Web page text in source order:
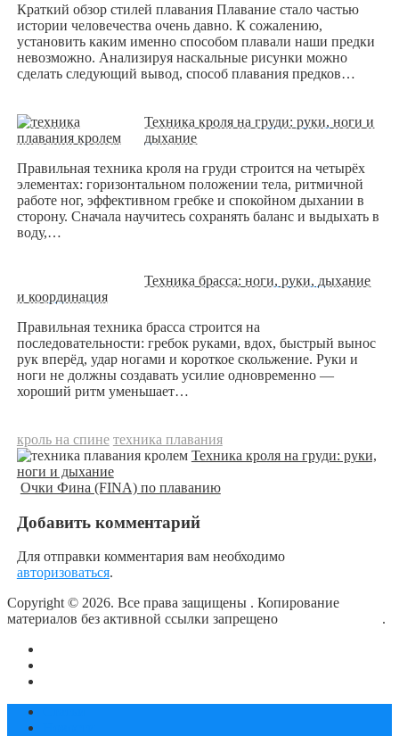
Краткий обзор стилей плавания Плавание стало частью
истории человечества очень давно. К сожалению,
установить каким именно способом плавали наши предки
невозможно. Анализируя наскальные рисунки можно
сделать следующий вывод, способ плавания предков…
Техника кроля на груди: руки, ноги и
дыхание
Правильная техника кроля на груди строится на четырёх
элементах: горизонтальном положении тела, ритмичной
работе ног, эффективном гребке и спокойном дыхании в
сторону. Сначала научитесь сохранять баланс и выдыхать в
воду,…
Техника брасса: ноги, руки, дыхание
и координация
Правильная техника брасса строится на
последовательности: гребок руками, вдох, быстрый вынос
рук вперёд, удар ногами и короткое скольжение. Руки и
ноги не должны создавать усилие одновременно —
хороший ритм уменьшает…
кроль на спине техника плавания
Техника кроля на груди: руки,
ноги и дыхание
Очки Фина (FINA) по плаванию
Добавить комментарий
Для отправки комментария вам необходимо
авторизоваться.
Copyright © 2026. Все права защищены . Копирование
материалов без активной ссылки запрещено
.